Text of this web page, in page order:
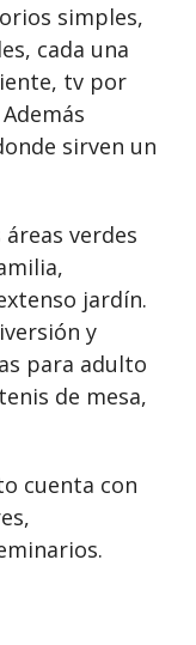
simples,
cada una
tv por
sirven un
verdes
jardín.
y
para adulto
de mesa,
cuenta con